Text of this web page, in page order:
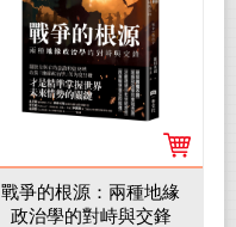
戰爭的根源：兩種地緣
政治學的對峙與交鋒